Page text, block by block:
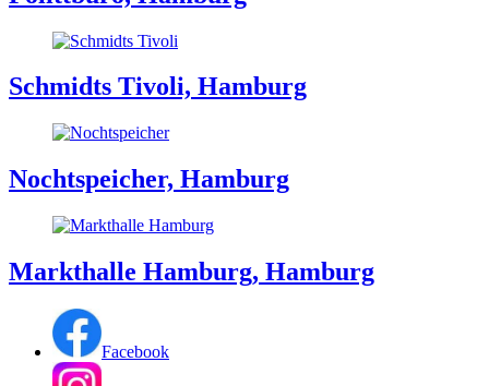
Schmidts Tivoli, Hamburg
Nochtspeicher, Hamburg
Markthalle Hamburg, Hamburg
Facebook